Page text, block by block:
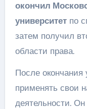
окончил
университетпо
затем получил
области права.
После
применять свои
деятельности.